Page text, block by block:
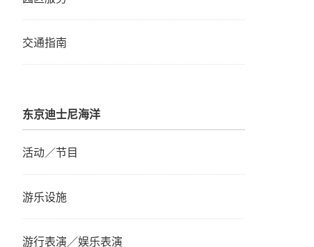
交通指南
东京迪士尼海洋
活动／节目
游乐设施
游行表演／娱乐表演